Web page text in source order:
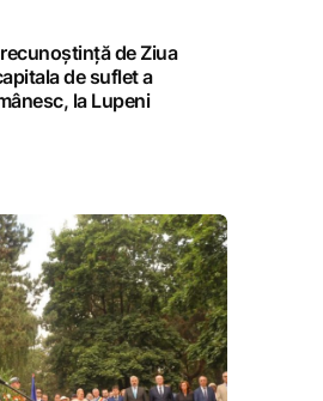
de Ziua
de suflet a
la Lupeni